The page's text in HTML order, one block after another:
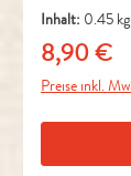
Inhalt: 0.45 kg
Regulärer
8,90 €
Preise inkl.